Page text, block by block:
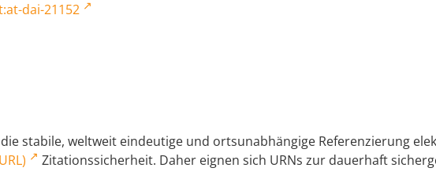
dai-21152
stabile, weltweit eindeutige und ortsunabhängige Referenzierung
Zitationssicherheit. Daher eignen sich URNs zur dauerhaft